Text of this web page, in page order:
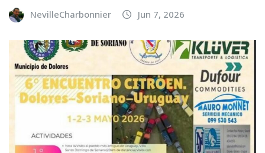
NevilleCharbonnier Jun 7, 2026